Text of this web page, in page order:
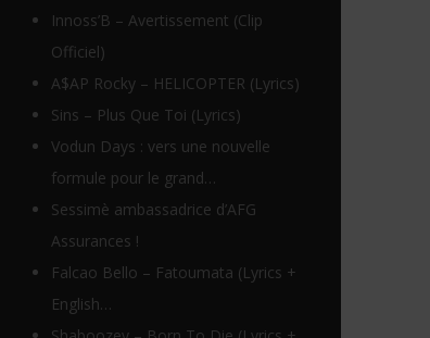
Innoss’B – Avertissement (Clip
Officiel)
A$AP Rocky – HELICOPTER (Lyrics)
Sins – Plus Que Toi (Lyrics)
Vodun Days : vers une nouvelle
formule pour le grand…
Sessimè ambassadrice d’AFG
Assurances !
Falcao Bello – Fatoumata (Lyrics +
English…